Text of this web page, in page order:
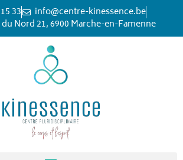
33
info@centre-kinessence.be
Nord 21, 6900 Marche-en-Famenne